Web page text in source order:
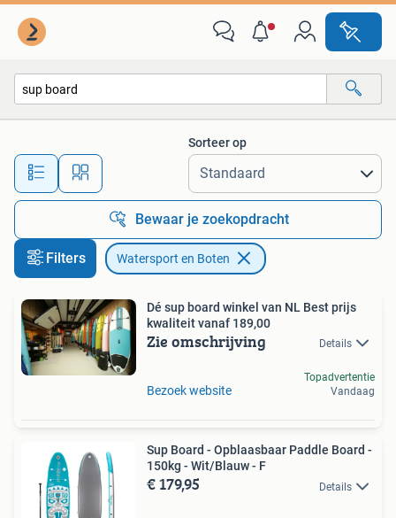
Alle afstanden…
Sorteer op
Bewaar je zoekopdracht
Filters Watersport en Boten
Dé sup board winkel van NL Best prijs
kwaliteit vanaf 189,00
Zie omschrijving Details
Bezoek website
Topadvertentie
Vandaag
Sup Board - Opblaasbaar Paddle Board -
150kg - Wit/Blauw - F
€ 179,95 Details